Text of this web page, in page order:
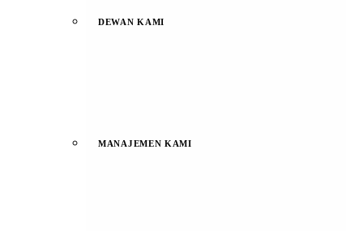
DEWAN KAMI
MANAJEMEN KAMI